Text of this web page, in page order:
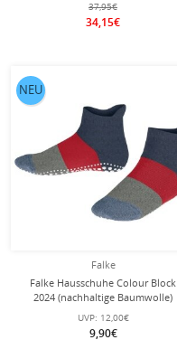
37,95€
34,15€
Falke
Falke Hausschuhe Colour Block
2024 (nachhaltige Baumwolle)
dunkelblau Kinder
UVP: 12,00€
9,90€
NEU